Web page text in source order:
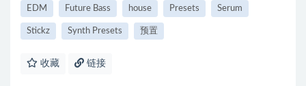
EDM Future Bass house Presets Serum
Stickz Synth Presets 预置
收藏 链接